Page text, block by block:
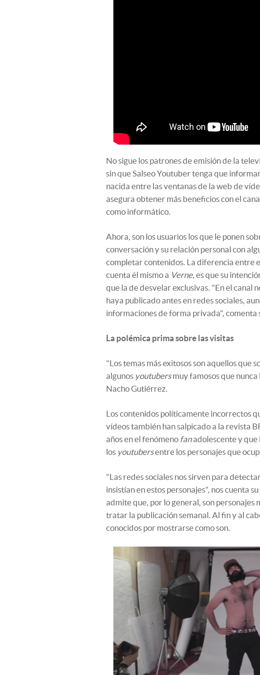
No sigue los patrones de emisión de la
sin que Salseo Youtuber tenga que
nacida entre las ventanas de la web de
asegura obtener más beneficios con el
como informático.
Ahora, son los usuarios los que le ponen
conversación y su relación personal con
completar contenidos. La diferencia entre
cuenta él mismo a Verne, es que su
que la de desvelar exclusivas. "En el canal
haya publicado antes en redes sociales,
informaciones de forma privada", comenta
La polémica prima sobre las visitas
"Los temas más exitosos son aquellos que
algunos youtubersmuy famosos que
Nacho Gutiérrez.
Los contenidos políticamente incorrectos
vídeos también han salpicado a la revista
años en el fenómeno fanadolescente y que
los youtubersentre los personajes que
"Las redes sociales nos sirven para
insistían en estos personajes", nos cuenta
admite que, por lo general, son personajes
tratar la publicación semanal. Al fin y al
conocidos por mostrarse como son.